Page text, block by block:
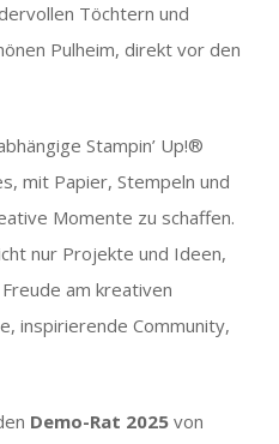
Töchtern und
Pulheim, direkt vor den
Stampin’ Up!®
mit Papier, Stempeln und
Momente zu schaffen.
nur Projekte und Ideen,
am kreativen
inspirierende Community,
Demo-Rat 2025 von